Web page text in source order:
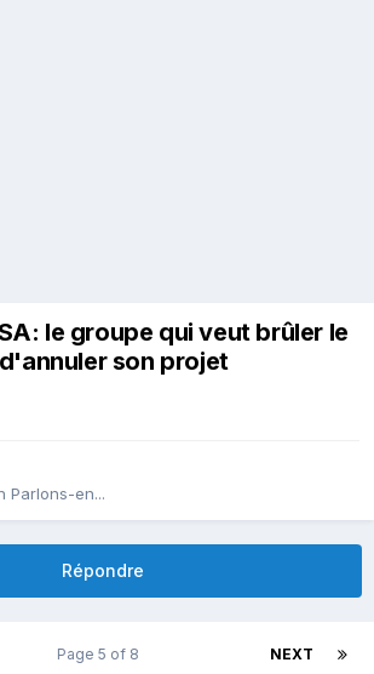
le groupe qui veut brûler le
son projet
Parlons-en...
Répondre
NEXT
Page 5 of 8